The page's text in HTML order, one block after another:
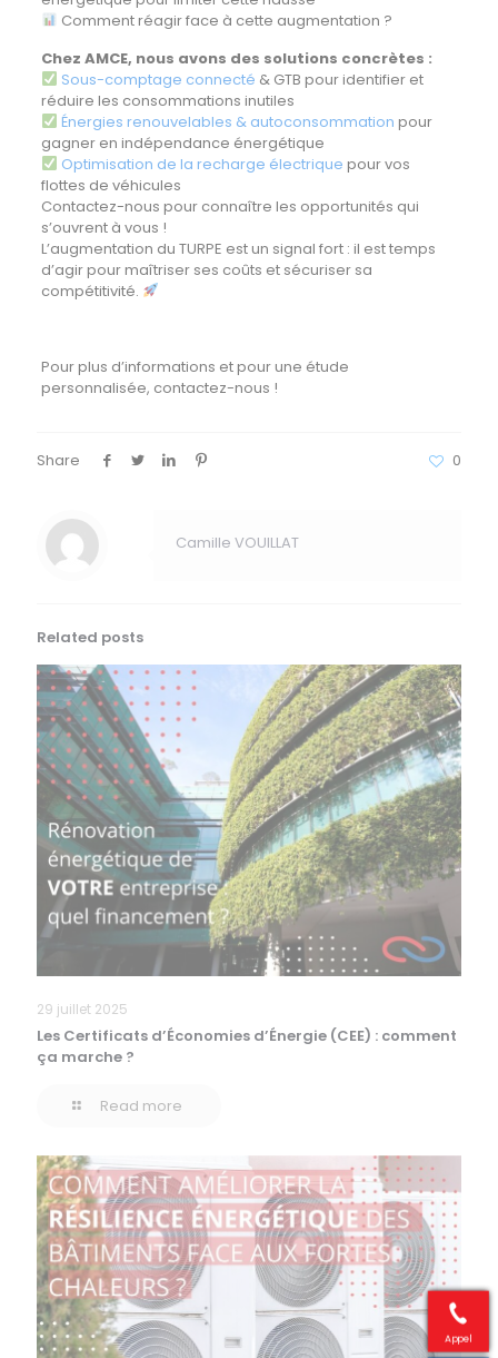
Comment réagir face à cette augmentation ?
Chez AMCE, nous avons des solutions concrètes :
Sous-comptage connecté & GTB pour identifier et
réduire les consommations inutiles
Énergies renouvelables & autoconsommation pour
gagner en indépendance énergétique
Optimisation de la recharge électrique pour vos
flottes de véhicules
Contactez-nous pour connaître les opportunités qui
s’ouvrent à vous !
L’augmentation du TURPE est un signal fort : il est temps
d’agir pour maîtriser ses coûts et sécuriser sa
compétitivité.
Pour plus d’informations et pour une étude
personnalisée, contactez-nous !
Share 0
Camille VOUILLAT
Related posts
29 juillet 2025
Les Certificats d’Économies d’Énergie (CEE) : comment
ça marche ?
Read more
Appel